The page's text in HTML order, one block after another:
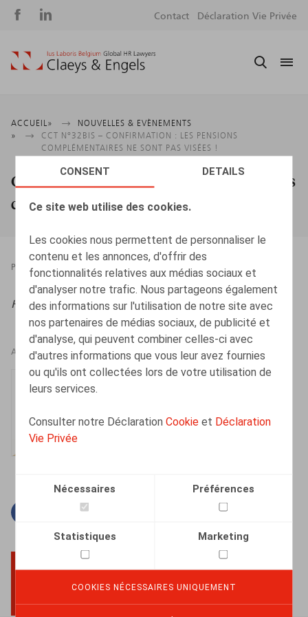
CONSENT DETAILS
Ce site web utilise des cookies.
Les cookies nous permettent de personnaliser le
contenu et les annonces, d'offrir des
fonctionnalités relatives aux médias sociaux et
d'analyser notre trafic. Nous partageons également
des informations sur l'utilisation de notre site avec
nos partenaires de médias sociaux, de publicité et
d'analyse, qui peuvent combiner celles-ci avec
d'autres informations que vous leur avez fournies
ou qu'ils ont collectées lors de votre utilisation de
leurs services.
Consulter notre DéclarationCookie et Déclaration
Vie Privée
Nécessaires Préférences
Statistiques Marketing
COOKIES NÉCESSAIRES UNIQUEMENT
Social
Contact Déclaration Vie Privée
Fil
d'Ariane
ACCUEIL
NOUVELLES & EVÈNEMENTS
CCT N°32BIS – CONFIRMATION : LES PENSIONS
COMPLÉMENTAIRES NE SONT PAS VISÉES !
CCT n°32bis – Confirmation : les pensions
complémentaires ne sont pas visées !
PRESSROOM 06.07.2022
HR.square (online),06/07/2022
AUTEURS
Facebook
TwitterLinkedin
BACK TO TOP